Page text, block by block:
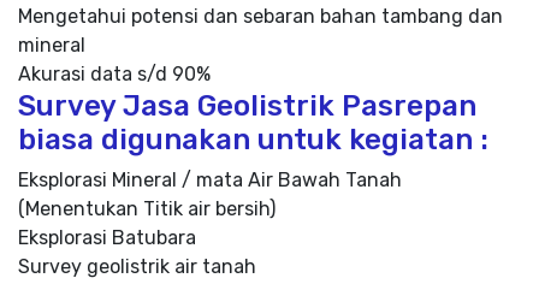
Mengetahui potensi dan sebaran bahan tambang dan
mineral
Akurasi data s/d 90%
Survey Jasa Geolistrik Pasrepan
biasa digunakan untuk kegiatan :
Eksplorasi Mineral / mata Air Bawah Tanah
(Menentukan Titik air bersih)
Eksplorasi Batubara
Survey geolistrik air tanah